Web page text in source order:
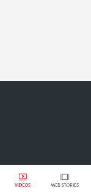
VIDEOS WEB STORIES